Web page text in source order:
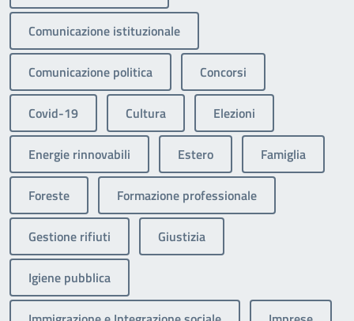
Comunicazione istituzionale
Comunicazione politica Concorsi
Covid-19 Cultura Elezioni
Energie rinnovabili Estero Famiglia
Foreste Formazione professionale
Gestione rifiuti Giustizia
Igiene pubblica